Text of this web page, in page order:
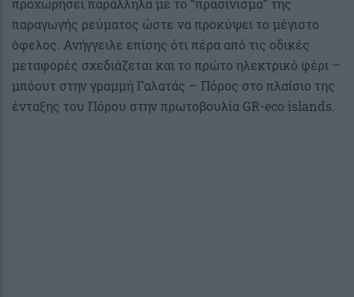
προχωρήσει παράλληλα με το “πρασίνισμα” της
παραγωγής ρεύματος ώστε να προκύψει το μέγιστο
όφελος. Ανήγγειλε επίσης ότι πέρα από τις οδικές
μεταφορές σχεδιάζεται και το πρώτο ηλεκτρικό φέρι –
μπόουτ στην γραμμή Γαλατάς – Πόρος στο πλαίσιο της
ένταξης του Πόρου στην πρωτοβουλία GR-eco islands.